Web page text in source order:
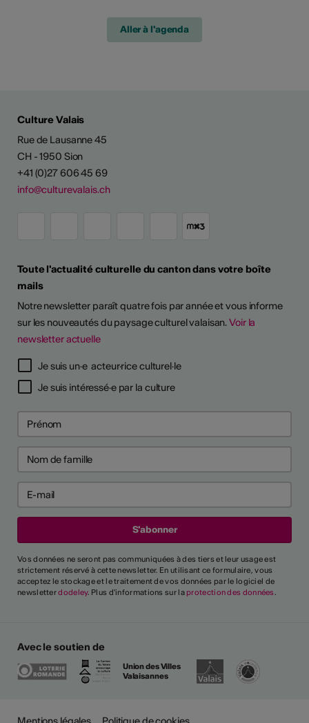
Aller à l'agenda
Culture Valais
Rue de Lausanne 45
CH - 1950 Sion
+41 (0)27 606 45 69
info@culturevalais.ch
Toute l'actualité culturelle du canton dans votre boîte
mails
Notre newsletter paraît quatre fois par année et vous informe
sur les nouveautés du paysage culturel valaisan.Voir la
newsletter actuelle
Je suis un·e acteur·rice culturel·le
Je suis intéressé·e par la culture
Vos données ne seront pas communiquées à des tiers et leur usage est
strictement réservé à cette newsletter. En utilisant ce formulaire, vous
acceptez le stockage et le traitement de vos données par le logiciel de
newsletterdodeley. Plus d'informations sur la protection des données.
Avec le soutien de
Union des Villes
Valaisannes